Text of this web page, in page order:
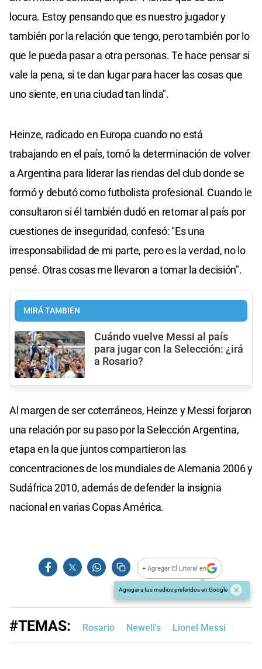
locura. Estoy pensando que es nuestro jugador y
también por la relación que tengo, pero también por lo
que le pueda pasar a otra personas. Te hace pensar si
vale la pena, si te dan lugar para hacer las cosas que
uno siente, en una ciudad tan linda".
Heinze, radicado en Europa cuando no está
trabajando en el país, tomó la determinación de volver
a Argentina para liderar las riendas del club donde se
formó y debutó como futbolista profesional. Cuando le
consultaron si él también dudó en retornar al país por
cuestiones de inseguridad, confesó: "Es una
irresponsabilidad de mi parte, pero es la verdad, no lo
pensé. Otras cosas me llevaron a tomar la decisión".
MIRÁ TAMBIÉN
Cuándo vuelve Messi al país
para jugar con la Selección: ¿irá
a Rosario?
Al margen de ser coterráneos, Heinze y Messi forjaron
una relación por su paso por la Selección Argentina,
etapa en la que juntos compartieron las
concentraciones de los mundiales de Alemania 2006 y
Sudáfrica 2010, además de defender la insignia
nacional en varias Copas América.
+ Agregar El Litoral en
Agregar a tus medios preferidos en Google
#TEMAS: Rosario Newell's Lionel Messi